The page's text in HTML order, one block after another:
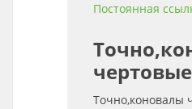
Постоянная
Точно,коновалы